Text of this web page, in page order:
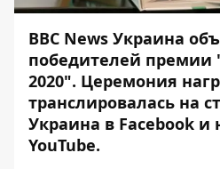
BBC News Украина
победителей премии
2020". Церемония
транслировалась на
Украина в Facebook и
YouTube.